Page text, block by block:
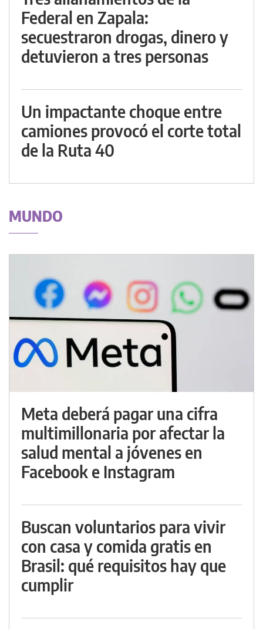
Federal en Zapala:
secuestraron drogas, dinero y
detuvieron a tres personas
Un impactante choque entre
camiones provocó el corte total
de la Ruta 40
MUNDO
Meta deberá pagar una cifra
multimillonaria por afectar la
salud mental a jóvenes en
Facebook e Instagram
Buscan voluntarios para vivir
con casa y comida gratis en
Brasil: qué requisitos hay que
cumplir